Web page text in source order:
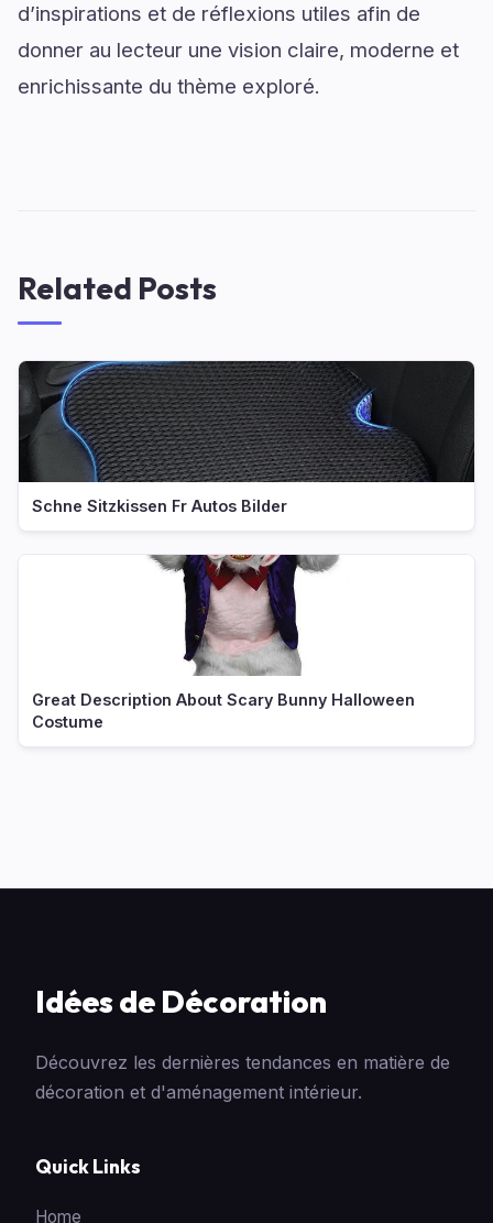
d’inspirations et de réflexions utiles afin de
donner au lecteur une vision claire, moderne et
enrichissante du thème exploré.
Related Posts
Schne Sitzkissen Fr Autos Bilder
Great Description About Scary Bunny Halloween
Costume
Idées de Décoration
Découvrez les dernières tendances en matière de
décoration et d'aménagement intérieur.
Quick Links
Home